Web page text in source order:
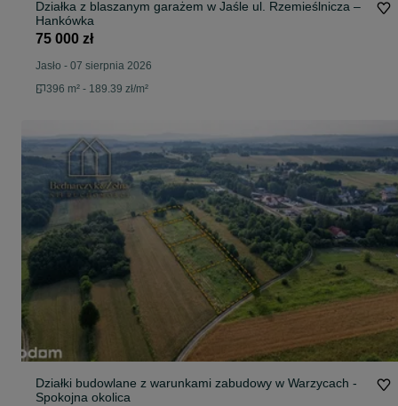
Działka z blaszanym garażem w Jaśle ul. Rzemieślnicza –
Hankówka
75 000 zł
Jasło - 07 sierpnia 2026
396 m² - 189.39 zł/m²
Działki budowlane z warunkami zabudowy w Warzycach -
Spokojna okolica